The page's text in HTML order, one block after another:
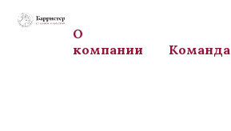
О
компании
Команда